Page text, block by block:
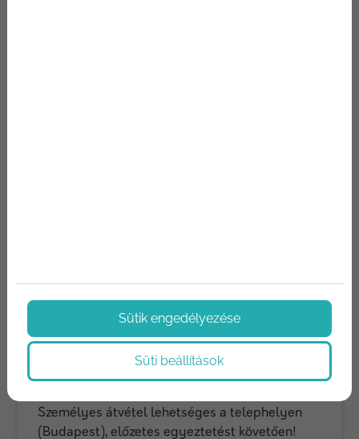
Ajánlatkérés
Személyes átvétel lehetséges a telephelyen
(Budapest), előzetes egyeztetést követően!
Sütik engedélyezése
Süti beállítások